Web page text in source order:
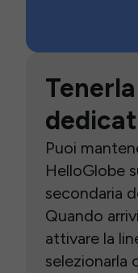
Puoi
HelloGlobe
secondaria
Quando
attivare la
selezionarla